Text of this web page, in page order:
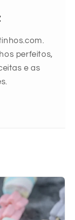
perfeitos,
e as